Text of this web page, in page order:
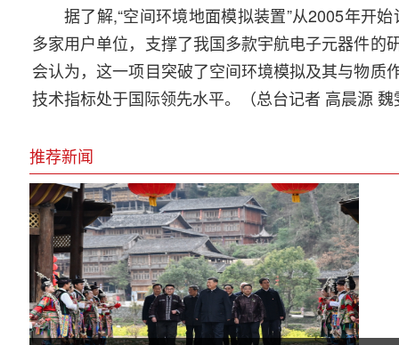
据了解,“空间环境地面模拟装置”从2005年开
多家用户单位，支撑了我国多款宇航电子元器件
会认为，这一项目突破了空间环境模拟及其与物
技术指标处于国际领先水平。（总台记者 高晨源 魏
推荐新闻